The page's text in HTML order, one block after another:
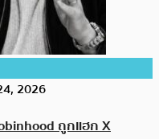
2026
ถูกแฮก X